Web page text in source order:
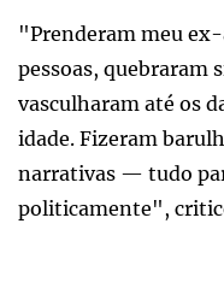
"Prenderam meu
pessoas, quebraram
vasculharam até os
idade. Fizeram
narrativas — tudo
politicamente",